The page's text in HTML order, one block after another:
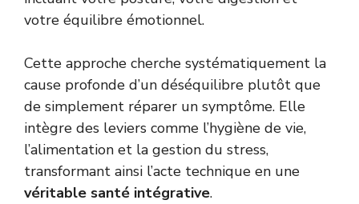
votre équilibre émotionnel.
Cette approche cherche systématiquement la
cause profonde d’un déséquilibre plutôt que
de simplement réparer un symptôme. Elle
intègre des leviers comme l’hygiène de vie,
l’alimentation et la gestion du stress,
transformant ainsi l’acte technique en une
véritable santé intégrative.